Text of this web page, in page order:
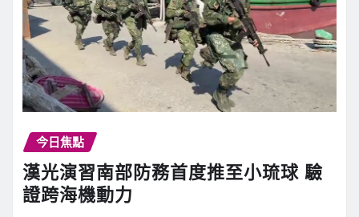
今日焦點
漢光演習南部防務首度推至小琉球 驗
證跨海機動力